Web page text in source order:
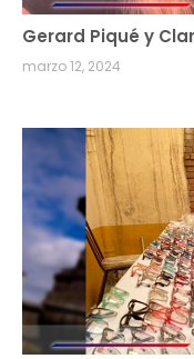
Gerard Piqué y
marzo 12, 2024